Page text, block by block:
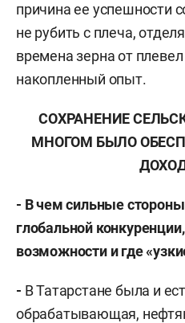
причина ее успешности
не рубить с плеча,
времена зерна от
накопленный опыт.
СОХРАНЕНИЕ
МНОГОМ БЫЛО
- В чем сильные
глобальной
возможности и где
- В Татарстане была и
обрабатывающая,